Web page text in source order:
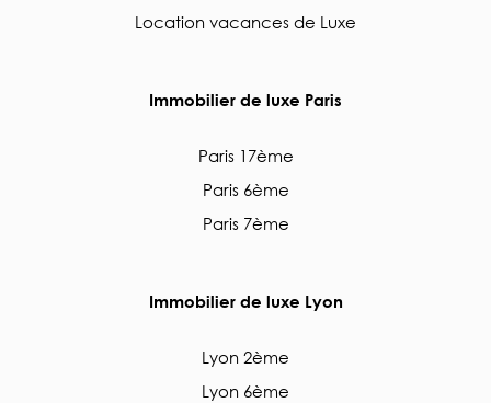
Location vacances de Luxe
Immobilier de luxe Paris
Paris 17ème
Paris 6ème
Paris 7ème
Immobilier de luxe Lyon
Lyon 2ème
Lyon 6ème